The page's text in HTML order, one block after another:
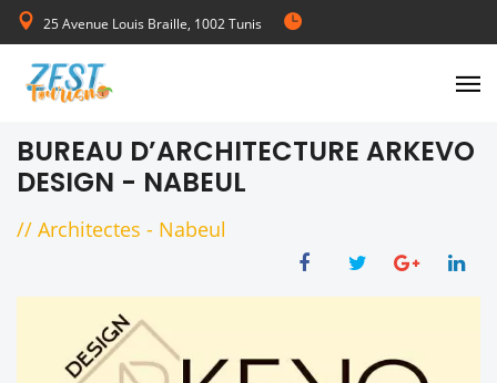
25 Avenue Louis Braille, 1002 Tunis
de Lundi au Vendredi 08:00-17:00
BUREAU D’ARCHITECTURE ARKEVO
DESIGN - NABEUL
// Architectes - Nabeul